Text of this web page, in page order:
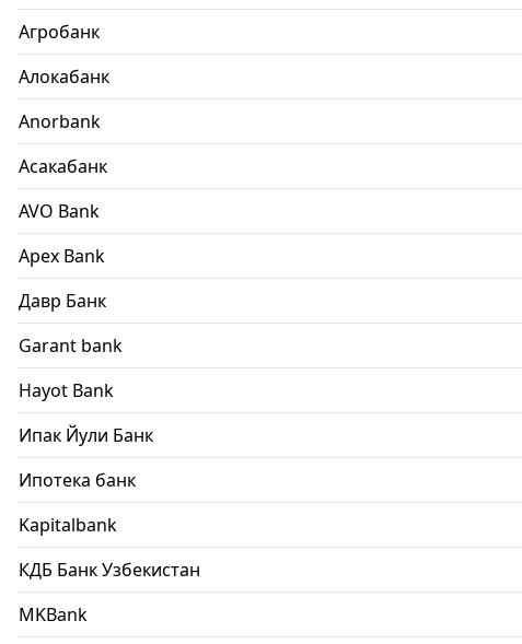
Агробанк
Алокабанк
Anorbank
Асакабанк
AVO Bank
Apex Bank
Давр Банк
Garant bank
Hayot Bank
Ипак Йули Банк
Ипотека банк
Kapitalbank
КДБ Банк Узбекистан
MKBank